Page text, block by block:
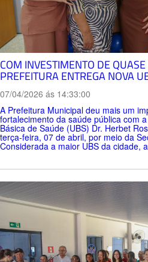
COM INVESTIMENTO DE
PREFEITURA ENTREGA NOVA
07/04/2026 ás 14:33:00
A Prefeitura Municipal deu mais um
fortalecimento da saúde pública com
Básica de Saúde (UBS) Dr. Herbet
terça-feira, 07 de abril, por meio da
Considerada a maior UBS da cidade,